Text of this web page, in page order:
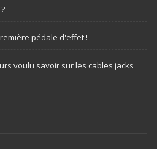
pédale d'effet !
voulu savoir sur les cables jacks